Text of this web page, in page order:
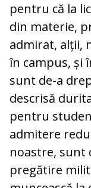
pentru că la
din materie,
admirat, alții,
în campus, și
sunt de-a
descrisă
pentru
admitere
noastre, sunt
pregătire